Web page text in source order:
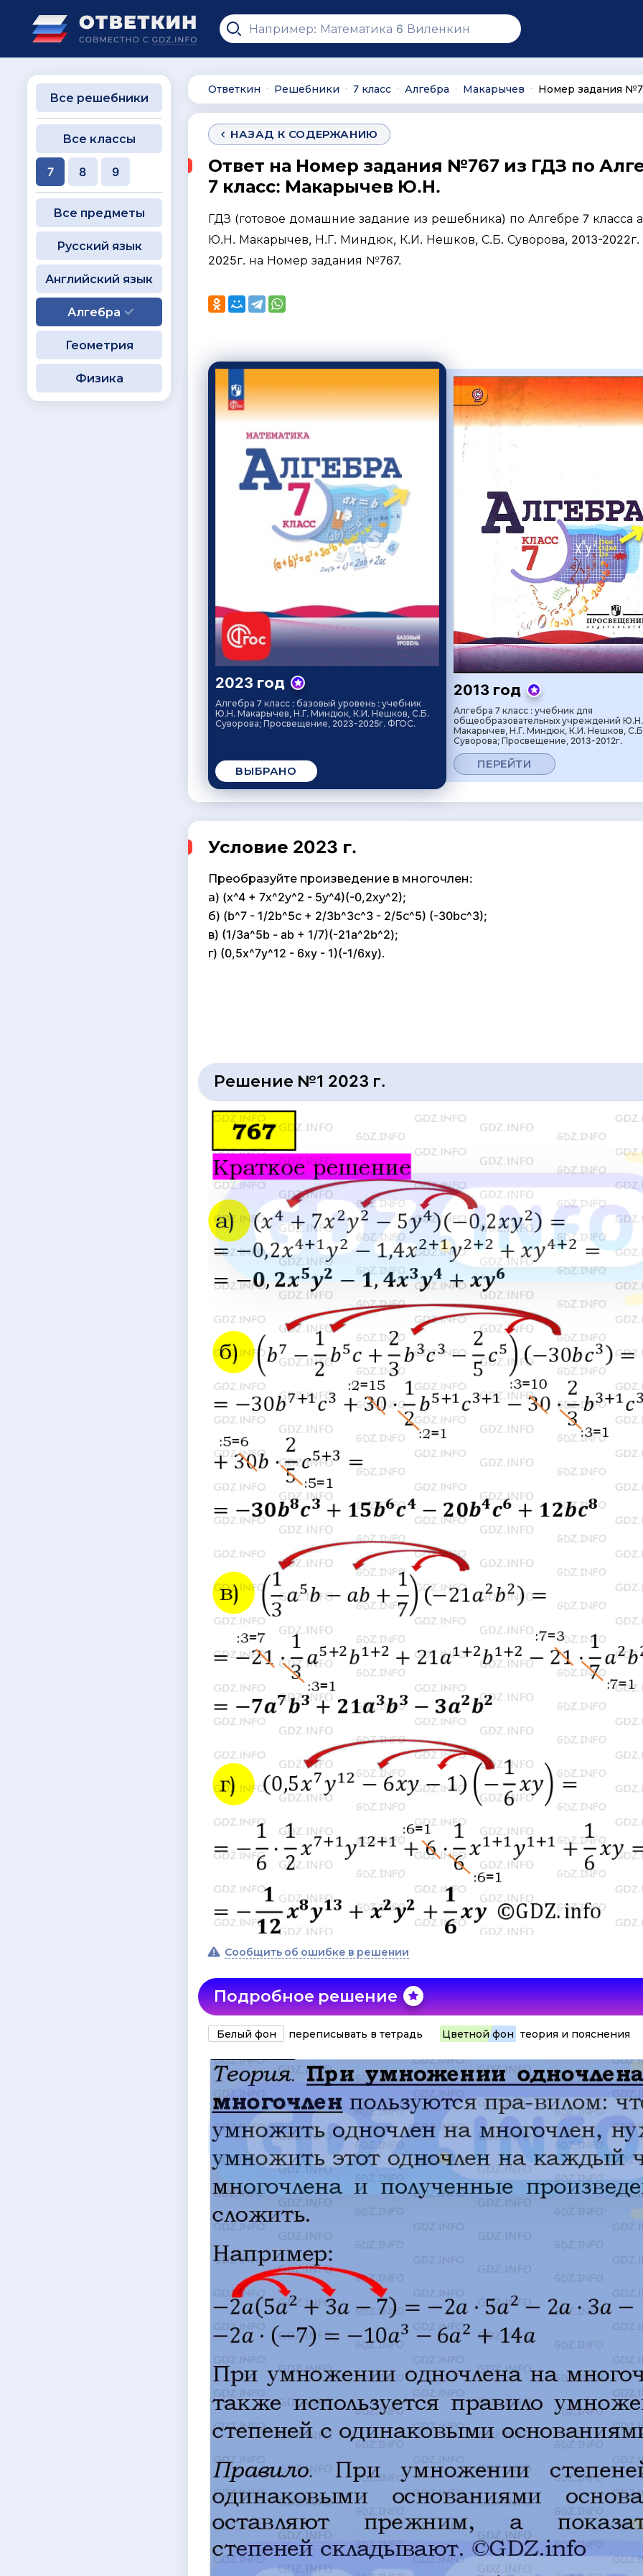
Ответкин ∙ Решебники ∙ 7 класс ∙ Алгебра ∙ Макарычев ∙ Номер задания
НАЗАД К СОДЕРЖАНИЮ
Ответ на Номер задания №767 из ГДЗ по
7 класс: Макарычев Ю.Н.
ГДЗ (готовое домашние задание из решебника) по Алгебре 7 класса
Ю.Н. Макарычев, Н.Г. Миндюк, К.И. Нешков, С.Б. Суворова, 2013-2022г.
2025г. на Номер задания №767.
2023 год
Алгебра 7 класс : базовый уровень : учебник
Ю.Н. Макарычев, Н.Г. Миндюк, К.И. Нешков, С.Б.
Суворова; Просвещение, 2023-2025г. ФГОС.
ВЫБРАНО
2013 год
Алгебра 7 класс : учебник для
общеобразовательных учреждений Ю.Н.
Макарычев, Н.Г. Миндюк, К.И. Нешков,
Суворова; Просвещение, 2013-2012г.
ПЕРЕЙТИ
Условие 2023 г.
Преобразуйте произведение в многочлен:
а) (х^4 + 7х^2у^2 - 5у^4)(-0,2ху^2);
б) (b^7 - 1/2b^5с + 2/3b^3с^3 - 2/5с^5) (-30bс^3);
в) (1/3a^5b - ab + 1/7)(-21a^2b^2);
г) (0,5x^7y^12 - 6xy - 1)(-1/6xy).
Решение №1 2023 г.
Сообщить об ошибке в решении
Подробное решение
Белый фон переписывать в тетрадь Цветной фон теория и пояснения
Все решебники
Все классы
7 8 9
Все предметы
Русский язык
Английский язык
Алгебра
Геометрия
Физика